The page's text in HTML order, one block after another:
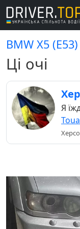
BMW X5
Ці очі
Я